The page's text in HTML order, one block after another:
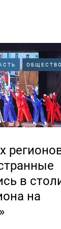
ОБЩЕСТВО
в
на